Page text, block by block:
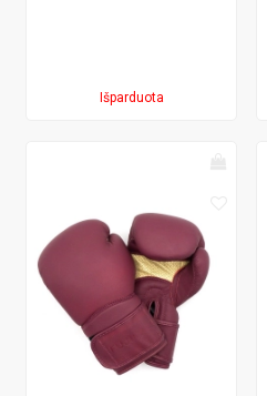
Išparduota